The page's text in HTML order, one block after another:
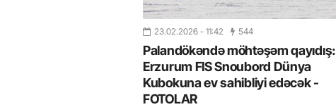
23.02.2026 - 11:42 544
Palandökəndə möhtəşəm qayıdış:
Erzurum FIS Snoubord Dünya
Kubokuna ev sahibliyi edəcək -
FOTOLAR